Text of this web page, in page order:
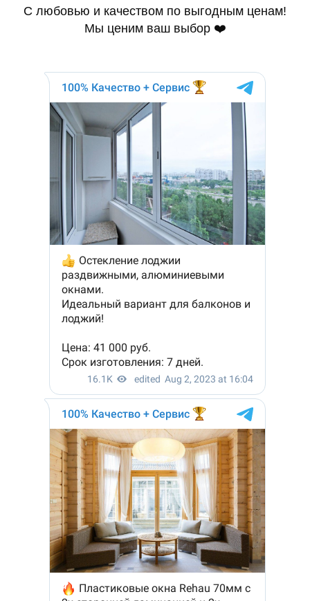
С любовью и качеством по выгодным ценам!
Мы ценим ваш выбор ❤️